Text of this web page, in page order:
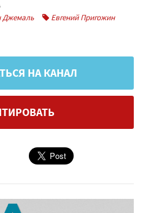
Джемаль
Евгений Пригожин
НА КАНАЛ